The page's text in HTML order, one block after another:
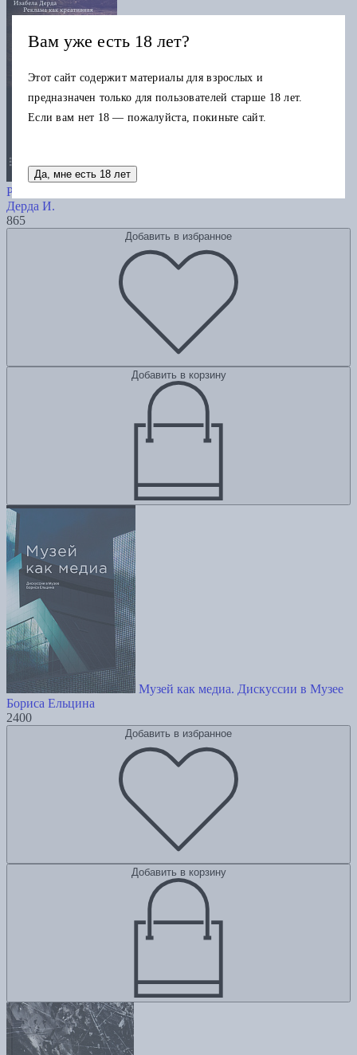
Реклама как креативная индустрия.
Режим парадоксов
Дерда И.
865
Добавить в избранное
Добавить в корзину
Музей как медиа. Дискуссии в Музее
Бориса Ельцина
2400
Добавить в избранное
Добавить в корзину
Вам уже есть 18 лет?
Этот сайт содержит материалы для взрослых и
предназначен только для пользователей старше 18 лет.
Если вам нет 18 — пожалуйста, покиньте сайт.
Да, мне есть 18 лет